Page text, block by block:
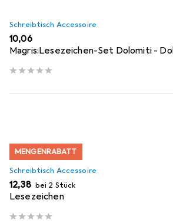
Schreibtisch Accessoire
EUR
10,06
Magris:Lesezeichen-Set Dolomiti -
MENGENRABATT
Schreibtisch Accessoire
EUR
12,38 bei 2 Stück
Lesezeichen